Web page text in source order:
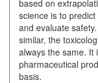
based on
science is to
and evaluate
similar, the
always the same. It
pharmaceutical
basis.